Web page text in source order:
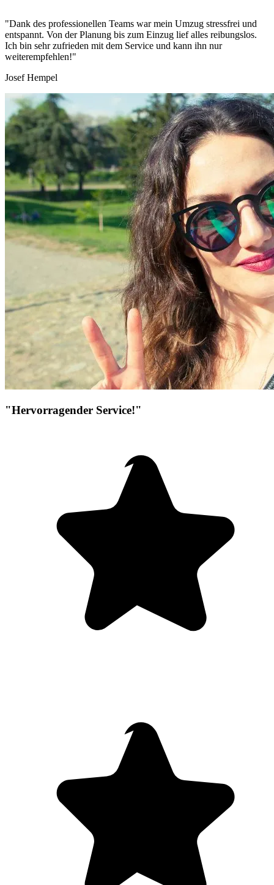
"Dank des professionellen Teams war mein Umzug stressfrei und
entspannt. Von der Planung bis zum Einzug lief alles reibungslos.
Ich bin sehr zufrieden mit dem Service und kann ihn nur
weiterempfehlen!"
Josef Hempel
"Hervorragender Service!"